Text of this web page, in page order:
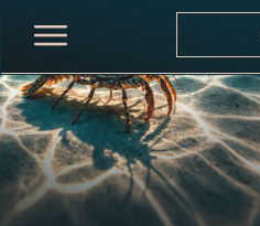
INIZIO
RISTORANTE
MENÙ
CARTA